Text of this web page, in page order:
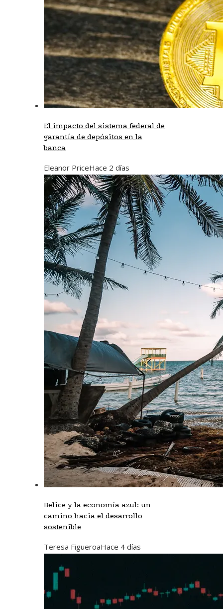
El impacto del sistema federal de
garantía de depósitos en la
banca
Eleanor PriceHace 2 días
Belice y la economía azul: un
camino hacia el desarrollo
sostenible
Teresa FigueroaHace 4 días